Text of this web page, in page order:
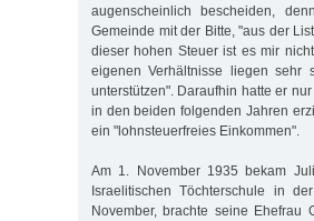
augenscheinlich bescheiden,
Gemeinde mit der Bitte, "aus der
dieser hohen Steuer ist es mir
eigenen Verhältnisse liegen
unterstützen". Daraufhin hatte er
in den beiden folgenden Jahren
ein "lohnsteuerfreies Einkommen".
Am 1. November 1935 bekam
Israelitischen Töchterschule in
November, brachte seine